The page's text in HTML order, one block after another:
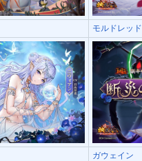
モルドレッド
ガウェイン